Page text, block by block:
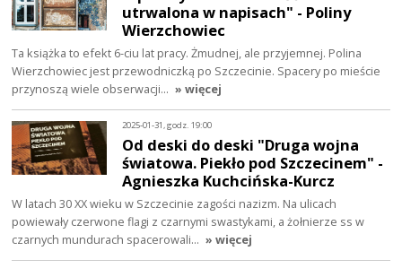
utrwalona w napisach" - Poliny
Wierzchowiec
Ta książka to efekt 6-ciu lat pracy. Żmudnej, ale przyjemnej. Polina
Wierzchowiec jest przewodniczką po Szczecinie. Spacery po mieście
przynoszą wiele obserwacji… » więcej
2025-01-31, godz. 19:00
Od deski do deski "Druga wojna
światowa. Piekło pod Szczecinem" -
Agnieszka Kuchcińska-Kurcz
W latach 30 XX wieku w Szczecinie zagości nazizm. Na ulicach
powiewały czerwone flagi z czarnymi swastykami, a żołnierze ss w
czarnych mundurach spacerowali… » więcej